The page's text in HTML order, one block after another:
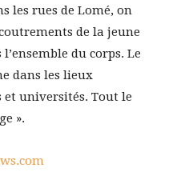
les rues de Lomé, on
de la jeune
du corps. Le
dans les lieux
et universités. Tout le
».